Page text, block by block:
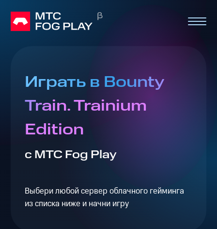
Играть в Bounty
Train. Trainium
Edition
с МТС Fog Play
Выбери любой сервер облачного гейминга
из списка ниже и начни игру